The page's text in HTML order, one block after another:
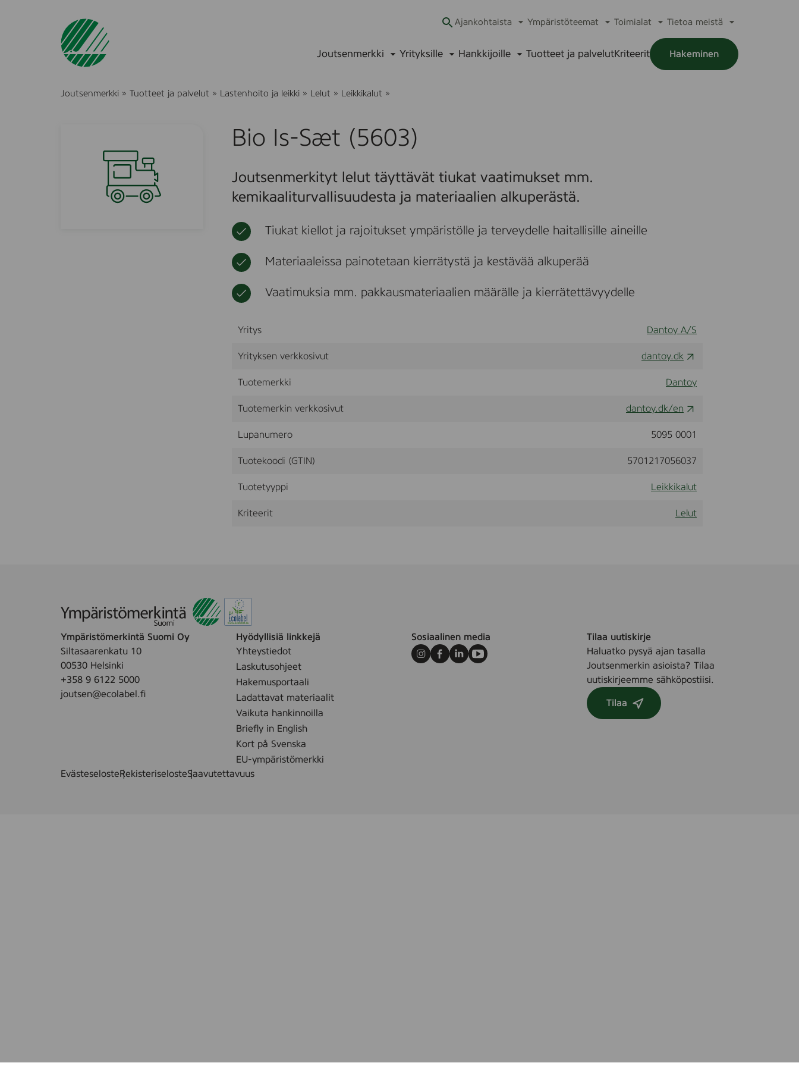
Ajankohtaista Ympäristöteemat Toimialat
alavalikko
Tietoa meistä
alavalikko
Joutsenmerkki Yrityksille Hankkijoille Tuotteet ja palvelutKriteerit Hakeminen
Joutsenmerkki » Tuotteet ja palvelut » Lastenhoito ja leikki » Lelut » Leikkikalut »
s
-
t
(
5
3
Bio Is-Sæt (5603)
Joutsenmerkityt lelut täyttävät tiukat vaatimukset mm.
kemikaaliturvallisuudesta ja materiaalien alkuperästä.
Tiukat kiellot ja rajoitukset ympäristölle ja terveydelle haitallisille aineille
Materiaaleissa painotetaan kierrätystä ja kestävää alkuperää
Vaatimuksia mm. pakkausmateriaalien määrälle ja kierrätettävyydelle
Yritys Dantoy A/S
Yrityksen verkkosivut dantoy.dk
Tuotemerkki Dantoy
Tuotemerkin verkkosivut dantoy.dk/en
Lupanumero 5095 0001
Tuotekoodi (GTIN) 5701217056037
Tuotetyyppi Leikkikalut
Kriteerit Lelut
Ympäristömerkintä Suomi Oy
Siltasaarenkatu 10
00530 Helsinki
+358 9 6122 5000
joutsen@ecolabel.fi
Hyödyllisiä linkkejä
Yhteystiedot
Laskutusohjeet
Hakemusportaali
Ladattavat materiaalit
Vaikuta hankinnoilla
Briefly in English
Kort på Svenska
EU-ympäristömerkki
Sosiaalinen media
Instagram
Facebook
LinkedInYoutube
Tilaa uutiskirje
Haluatko pysyä ajan tasalla
Joutsenmerkin asioista? Tilaa
uutiskirjeemme sähköpostiisi.
Tilaa
EvästeselosteRekisteriselosteSaavutettavuus